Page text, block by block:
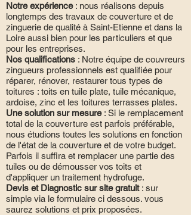
Notre expérience: nous réalisons depuis
longtemps des travaux de couverture et de
zinguerie de qualité à Saint-Etienne et dans la
Loire aussi bien pour les particuliers et que
pour les entreprises.
Nos qualifications : Notre équipe de couvreurs
zingueurs professionnels est qualifiée pour
réparer, rénover, restaurer tous types de
toitures : toits en tuile plate, tuile mécanique,
ardoise, zinc et les toitures terrasses plates.
Une solution sur mesure: Si le remplacement
total de la couverture est parfois préférable,
nous étudions toutes les solutions en fonction
de l'état de la couverture et de votre budget.
Parfois il suffira et remplacer une partie des
tuiles ou de démousser vos toits et
d'appliquer un traitement hydrofuge.
Devis et Diagnostic sur site gratuit: sur
simple via le formulaire ci dessous. vous
saurez solutions et prix proposées.